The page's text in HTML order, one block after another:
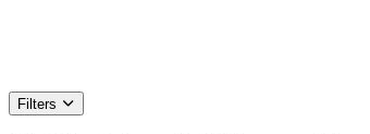
Filters